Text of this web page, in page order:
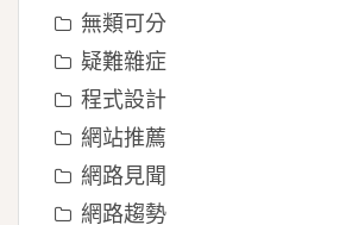
無類可分
疑難雜症
程式設計
網站推薦
網路見聞
網路趨勢